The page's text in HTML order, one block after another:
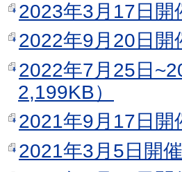
2023年3月17日開
2022年9月20日開
2022年7月25日
2,199KB）
2021年9月17日開
2021年3月5日開